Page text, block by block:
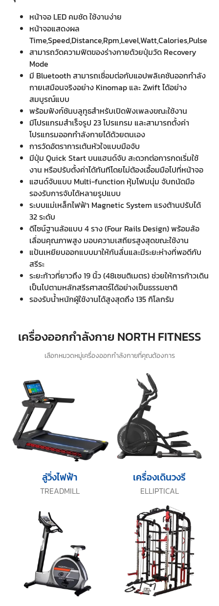
หน้าจอ LED คมชัด ใช้งานง่าย
หน้าจอแสดงผล
Time,Speed,Distance,Rpm,Level,Watt,Calories,Pulse
สามารถวัดความฟิตของร่างกายด้วยปุ่มวัด Recovery
Mode
มี Bluetooth สามารถเชื่อมต่อกับแอปพลิเคชันออกกำลัง
กายเสมือนจริงอย่าง Kinomap และ Zwift ได้อย่าง
สมบูรณ์แบบ
พร้อมฟังก์ชันบลูทูธสำหรับเปิดฟังเพลงขณะใช้งาน
มีโปรแกรมสำเร็จรูป 23 โปรแกรม และสามารถตั้งค่า
โปรแกรมออกกำลังกายได้ด้วยตนเอง
การวัดอัตราการเต้นหัวใจแบบมือจับ
มีปุ่ม Quick Start บนแฮนด์จับ สะดวกต่อการกดเริ่มใช้
งาน หรือปรับตั้งค่าได้ทันทีโดยไม่ต้องเอื้อมมือไปที่หน้าจอ
แฮนด์จับแบบ Multi-function หุ้มโฟมนุ่ม จับถนัดมือ
รองรับการจับได้หลายรูปแบบ
ระบบแม่เหล็กไฟฟ้า Magnetic System แรงต้านปรับได้
32 ระดับ
ดีไซน์ฐานล้อแบบ 4 ราง (Four Rails Design) พร้อมล้อ
เลื่อนคุณภาพสูง มอบความเสถียรสูงสุดขณะใช้งาน
แป้นเหยียบออกแบบมาให้กันลื่นและมีระยะห่างที่พอดีกับ
สรีระ
ระยะก้าวที่ยาวถึง 19 นิ้ว (48เซนติเมตร) ช่วยให้การก้าวเดิน
เป็นไปตามหลักสรีรศาสตร์ได้อย่างเป็นธรรมชาติ
รองรับน้ำหนักผู้ใช้งานได้สูงสุดถึง 135 กิโลกรัม
เลือกหมวดหมู่เครื่องออกกำลังกายที่คุณต้องการ
เครื่องออกกำลังกาย NORTH FITNESS
TREADMILL
ลู่วิ่งไฟฟ้า
ELLIPTICAL
เครื่องเดินวงรี